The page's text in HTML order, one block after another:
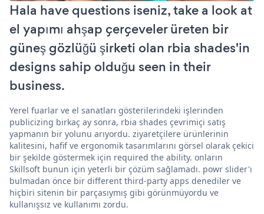
Hala have questions iseniz, take a look at
el yapımı ahşap çerçeveler üreten bir
güneş gözlüğü şirketi olan rbia shades'in
designs sahip olduğu seen in their
business.
Yerel fuarlar ve el sanatları gösterilerindeki işlerinden
publicizing birkaç ay sonra, rbia shades çevrimiçi satış
yapmanın bir yolunu arıyordu. ziyaretçilere ürünlerinin
kalitesini, hafif ve ergonomik tasarımlarını görsel olarak çekici
bir şekilde göstermek için required the ability. onların
Skillsoft bunun için yeterli bir çözüm sağlamadı. powr slider'ı
bulmadan önce bir different third-party apps denediler ve
hiçbiri sitenin bir parçasıymış gibi görünmüyordu ve
kullanışsız ve kullanımı zordu.